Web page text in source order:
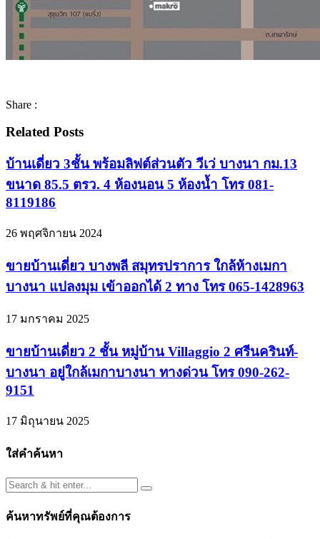
Share :
Related Posts
บ้านเดี่ยว 3ชั้น พร้อมลิฟต์ส่วนตัว วีเว่ บางนา กม.13
ขนาด 85.5 ตรว. 4 ห้องนอน 5 ห้องน้ำ โทร 081-
8119186
26 พฤศจิกายน 2024
ขายบ้านเดี่ยว บางพลี สมุทรปราการ ใกล้ห้างเมกา
บางนา แปลงมุม เข้าออกได้ 2 ทาง โทร 065-1428963
17 มกราคม 2025
ขายบ้านเดี่ยว 2 ชั้น หมู่บ้าน Villaggio 2 ศรีนครินท์-
บางนา อยู่ใกล้เมกาบางนา ทางด่วน โทร 090-262-
9151
17 มิถุนายน 2025
ใส่คำค้นหา
ค้นหาทรัพย์ที่คุณต้องการ